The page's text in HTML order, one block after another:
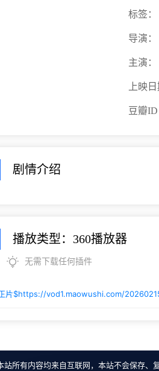
标签：
导演：
主演：
上映
豆瓣
剧情介绍
播放类型：360播放器
无需下载任何插件
片$https://vod1.maowushi.com/
站所有内容均来自互联网，本站不会保存、